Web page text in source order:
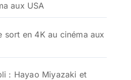
aux USA
sort en 4K au cinéma aux
: Hayao Miyazaki et